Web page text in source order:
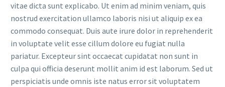
vitae dicta sunt explicabo. Ut enim ad minim veniam, quis
nostrud exercitation ullamco laboris nisi ut aliquip ex ea
commodo consequat. Duis aute irure dolor in reprehenderit
in voluptate velit esse cillum dolore eu fugiat nulla
pariatur. Excepteur sint occaecat cupidatat non sunt in
culpa qui officia deserunt mollit anim id est laborum. Sed ut
perspiciatis unde omnis iste natus error sit voluptatem